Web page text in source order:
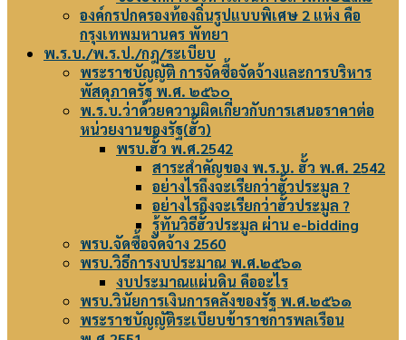
องค์กรปกครองท้องถิ่นรูปแบบพิเศษ 2 แห่ง คือ
กรุงเทพมหานคร พัทยา
พ.ร.บ./พ.ร.ป./กฎ/ระเบียบ
พระราชบัญญัติ การจัดซื้อจัดจ้างและการบริหาร
พัสดุภาครัฐ พ.ศ. ๒๕๖๐
พ.ร.บ.ว่าด้วยความผิดเกี่ยวกับการเสนอราคาต่อ
หน่วยงานของรัฐ(ฮั้ว)
พรบ.ฮั้ว พ.ศ.2542
สาระสำคัญของ พ.ร.บ. ฮั้ว พ.ศ. 2542
อย่างไรถึงจะเรียกว่าฮั้วประมูล ?
อย่างไรถึงจะเรียกว่าฮั้วประมูล ?
รู้ทันวิธีฮั้วประมูล ผ่าน e-bidding
พรบ.จัดซื้อจัดจ้าง 2560
พรบ.วิธีการงบประมาณ พ.ศ.๒๕๖๑
งบประมาณแผ่นดิน คืออะไร
พรบ.วินัยการเงินการคลังของรัฐ พ.ศ.๒๕๖๑
พระราชบัญญัติระเบียบข้าราชการพลเรือน